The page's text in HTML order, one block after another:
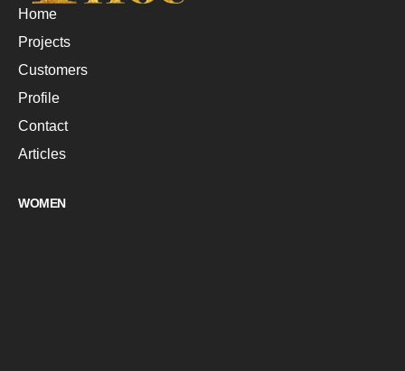
Home
Projects
Customers
Profile
Contact
Articles
WOMEN